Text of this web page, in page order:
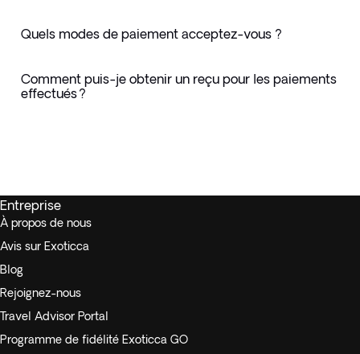
Quels modes de paiement acceptez-vous ?
Comment puis-je obtenir un reçu pour les paiements
effectués ?